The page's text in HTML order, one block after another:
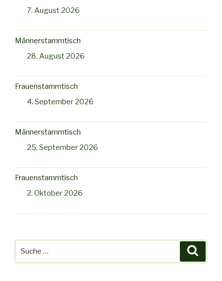
7. August 2026
Männerstammtisch
28. August 2026
Frauenstammtisch
4. September 2026
Männerstammtisch
25. September 2026
Frauenstammtisch
2. Oktober 2026